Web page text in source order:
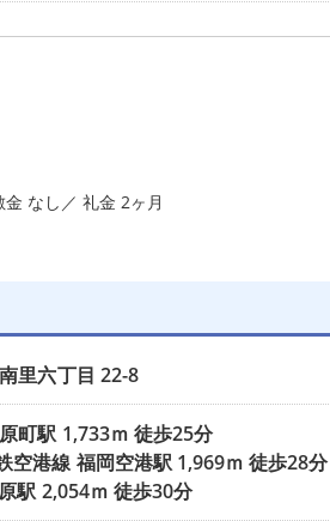
なし／ 礼金 2ヶ月
南里六丁目 22-8
原町駅 1,733ｍ 徒歩25分
空港線 福岡空港駅1,969ｍ 徒歩28分
駅 2,054ｍ 徒歩30分